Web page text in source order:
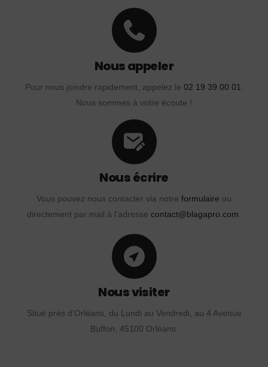
Nous appeler
Pour nous joindre rapidement, appelez le 02 19 39 00 01.
Nous sommes à votre écoute !
Nous écrire
Vous pouvez nous contacter via notre formulaire ou
directement par mail à l'adresse contact@blagapro.com.
Nous visiter
Situé près d'Orléans, du Lundi au Vendredi, au 4 Avenue
Buffon, 45100 Orléans.